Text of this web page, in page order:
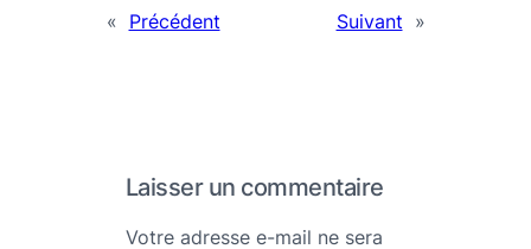
« Précédent Suivant »
Laisser un commentaire
Votre adresse e-mail ne sera